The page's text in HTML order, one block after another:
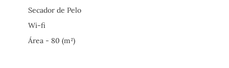
Secador de Pelo
Wi-fi
Área - 80 (m²)